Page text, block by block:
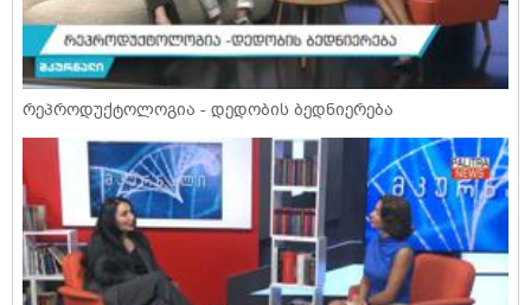
რეპროდუქტოლოგია - დედობის ბედნიერება